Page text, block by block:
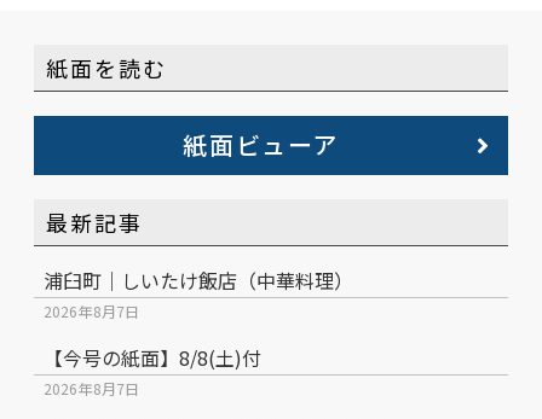
紙面を読む
紙面ビューア
最新記事
浦臼町｜しいたけ飯店（中華料理）
2026年8月7日
【今号の紙面】8/8(土)付
2026年8月7日